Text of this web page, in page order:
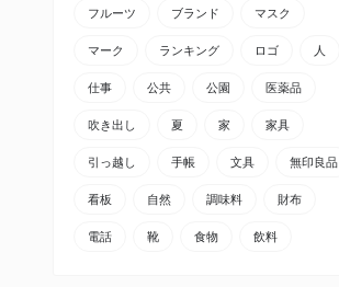
フルーツ ブランド マスク
マーク ランキング ロゴ 人
仕事 公共 公園 医薬品
吹き出し 夏 家 家具
引っ越し 手帳 文具 無印良品
看板 自然 調味料 財布
電話 靴 食物 飲料